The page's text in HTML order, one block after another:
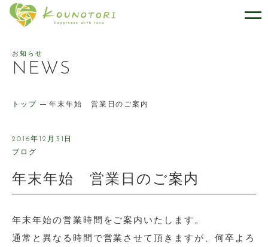
幸せをはこぶケーキのお店 ケー
お知らせ
NEWS
トップ 年末年始 営業日のご案内
2016年12月31日
ブログ
年末年始 営業日のご案内
年末年始の営業時間をご案内いたします。
通常と異なる時間で営業させて頂きますが、何卒よろ